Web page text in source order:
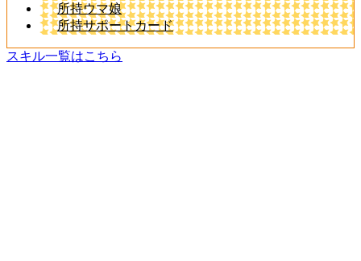
所持ウマ娘
所持サポートカード
スキル一覧はこちら